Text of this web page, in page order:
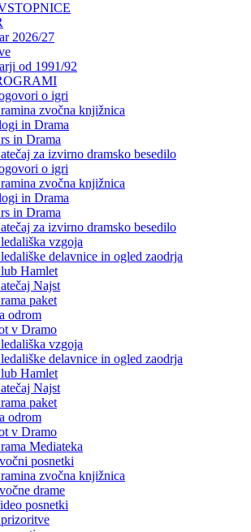
2026/27
od 1991/92
o igri
zvočna knjižnica
in Drama
in Drama
za izvirno dramsko besedilo
o igri
zvočna knjižnica
in Drama
in Drama
za izvirno dramsko besedilo
vzgoja
delavnice in ogled zaodrja
Hamlet
Najst
paket
odrom
v Dramo
vzgoja
delavnice in ogled zaodrja
Hamlet
Najst
paket
odrom
v Dramo
Mediateka
posnetki
zvočna knjižnica
drame
posnetki